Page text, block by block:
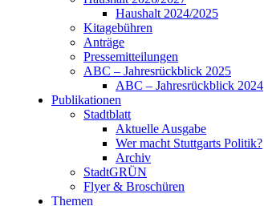
Haushalt 2024/2025
Kitagebühren
Anträge
Pressemitteilungen
ABC – Jahresrückblick 2025
ABC – Jahresrückblick 2024
Publikationen
Stadtblatt
Aktuelle Ausgabe
Wer macht Stuttgarts Politik?
Archiv
StadtGRÜN
Flyer & Broschüren
Themen